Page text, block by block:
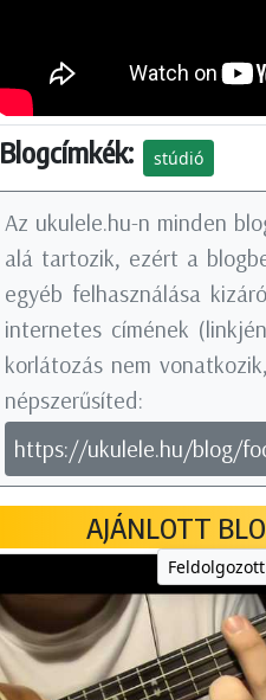
Blogcímkék: stúdió
Az ukulele.hu-n minden
alá tartozik, ezért a
egyéb felhasználása
internetes címének
korlátozás nem
népszerűsíted:
https://ukulele.hu/blog/
AJÁNLOTT